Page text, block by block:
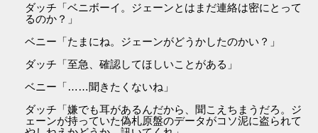
ダッチ「ベニボーイ。ジェーンとはまだ連絡は密にとって
るのか？」
ベニー「たまにね。ジェーンがどうかしたのかい？」
ダッチ「至急、確認してほしいことがある」
ベニー「……聞きたくないね」
ダッチ「嫌でも耳があるんだから、聞こえちまうだろ。ジ
ェーンが持っていた偽札原盤のデータがコソ泥に盗られて